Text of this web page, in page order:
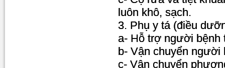
luôn khô, sạch.
3. Phụ y tá (điều
a- Hỗ trợ người bệnh
b- Vận chuyển người
c- Vận chuyển